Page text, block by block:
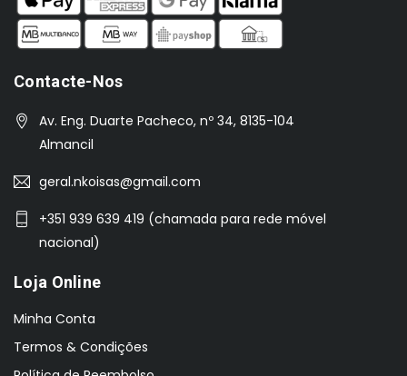
Contacte-Nos
Av. Eng. Duarte Pacheco, nº 34, 8135-104
Almancil
geral.nkoisas@gmail.com
+351 939 639 419 (chamada para rede móvel
nacional)
Loja Online
Minha Conta
Termos & Condições